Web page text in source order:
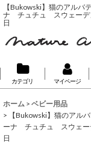
【Bukowski】猫のアル
ナ チュチュ スウェー
日
カテゴリ マイページ
ホーム > ベビー用品
>
【Bukowski】猫のア
ーナ チュチュ スウェ
日